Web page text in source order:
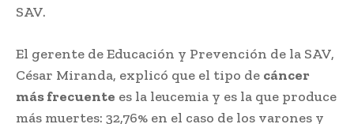
SAV.
El gerente de Educación y Prevención de la SAV,
César Miranda, explicó que el tipo de cáncer
más frecuente es la leucemia y es la que produce
más muertes: 32,76% en el caso de los varones y